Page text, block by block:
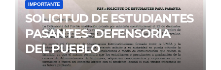
IMPORTANTE
SOLICITUD DE ESTUDIANTES
PASANTES- DEFENSORIA
DEL PUEBLO